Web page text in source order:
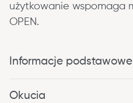
użytkowanie wspomaga
OPEN.
Informacje podstawowe
Okucia